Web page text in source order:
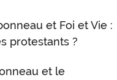
et Foi et Vie :
protestants ?
et le